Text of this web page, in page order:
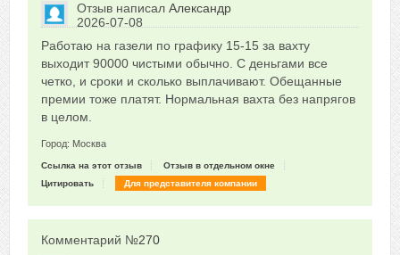
Отзыв написал Александр
2026-07-08
0
Сказать друзьям об отзыве
Работаю на газели по графику 15-15 за вахту
выходит 90000 чистыми обычно. С деньгами все
четко, и сроки и сколько выплачивают. Обещанные
премии тоже платят. Нормальная вахта без напрягов
в целом.
Город: Москва
Ссылка на этот отзыв
Отзыв в отдельном окне
Цитировать
Для представителя компании
Комментарий №270